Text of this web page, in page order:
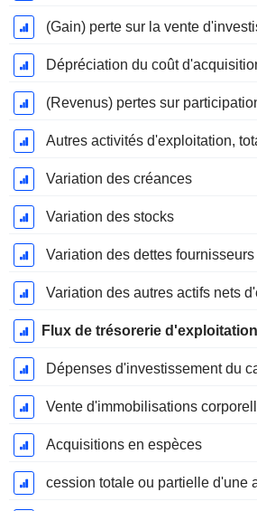
(Revenus) pertes sur
Autres activités d'exploitation,
Variation des créances
Variation des stocks
Variation des dettes fournisseurs
Variation des autres actifs nets
Flux de trésorerie d'exploitation
Dépenses d'investissement du
Vente d'immobilisations
Acquisitions en espèces
cession totale ou partielle d'une